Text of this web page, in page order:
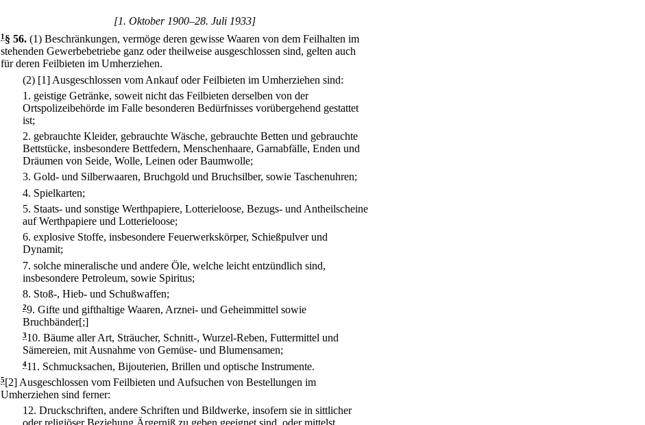
[1. Oktober 1900–28. Juli 1933]
1§ 56. (1) Beschränkungen, vermöge deren gewisse Waaren von dem Feilhalten im
stehenden Gewerbebetriebe ganz oder theilweise ausgeschlossen sind, gelten auch
für deren Feilbieten im Umherziehen.
(2) [1] Ausgeschlossen vom Ankauf oder Feilbieten im Umherziehen sind:
1. geistige Getränke, soweit nicht das Feilbieten derselben von der
Ortspolizeibehörde im Falle besonderen Bedürfnisses vorübergehend gestattet
ist;
2. gebrauchte Kleider, gebrauchte Wäsche, gebrauchte Betten und gebrauchte
Bettstücke, insbesondere Bettfedern, Menschenhaare, Garnabfälle, Enden und
Dräumen von Seide, Wolle, Leinen oder Baumwolle;
3. Gold- und Silberwaaren, Bruchgold und Bruchsilber, sowie Taschenuhren;
4. Spielkarten;
5. Staats- und sonstige Werthpapiere, Lotterieloose, Bezugs- und Antheilscheine
auf Werthpapiere und Lotterieloose;
6. explosive Stoffe, insbesondere Feuerwerkskörper, Schießpulver und
Dynamit;
7. solche mineralische und andere Öle, welche leicht entzündlich sind,
insbesondere Petroleum, sowie Spiritus;
8. Stoß-, Hieb- und Schußwaffen;
29. Gifte und gifthaltige Waaren, Arznei- und Geheimmittel sowie
Bruchbänder[;]
310. Bäume aller Art, Sträucher, Schnitt-, Wurzel-Reben, Futtermittel und
Sämereien, mit Ausnahme von Gemüse- und Blumensamen;
411. Schmucksachen, Bijouterien, Brillen und optische Instrumente.
5[2] Ausgeschlossen vom Feilbieten und Aufsuchen von Bestellungen im
Umherziehen sind ferner:
12. Druckschriften, andere Schriften und Bildwerke, insofern sie in sittlicher